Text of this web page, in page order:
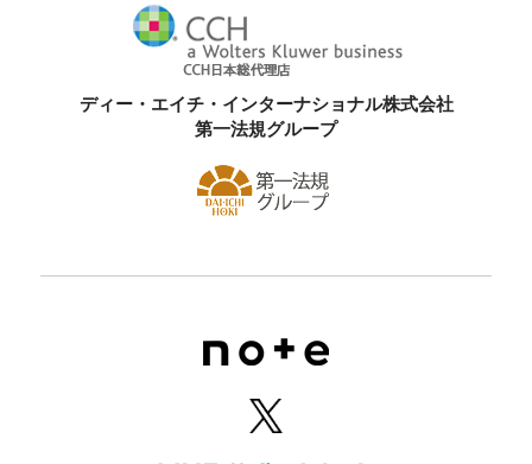
ディー・エイチ・インターナショナル株式会社
第一法規グループ